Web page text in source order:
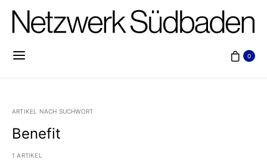
0
ARTIKEL NACH SUCHWORT
Benefit
1 ARTIKEL